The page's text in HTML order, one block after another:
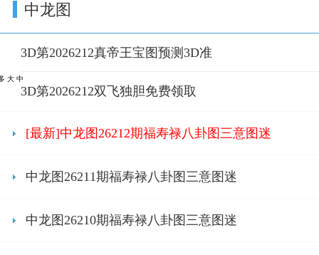
中龙图
3D第2026212真帝王宝图预测3D准
3D第2026212双飞独胆免费领取
[最新]中龙图26212期福寿禄八卦图三意图迷
中龙图26211期福寿禄八卦图三意图迷
中龙图26210期福寿禄八卦图三意图迷